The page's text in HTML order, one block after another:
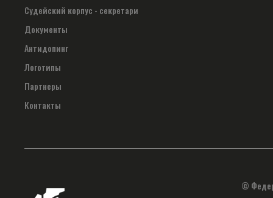
Судейский корпус - секретари
Документы
Антидопинг
Логотипы
Партнеры
Контакты
©